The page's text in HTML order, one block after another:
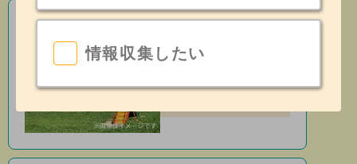
保育園の管理栄養士・栄養士求人
住宅手当・寮あり
情報収集したい